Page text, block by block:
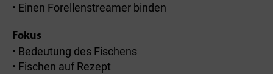
• Einen Forellenstreamer binden
Fokus
• Bedeutung des Fischens
• Fischen auf Rezept